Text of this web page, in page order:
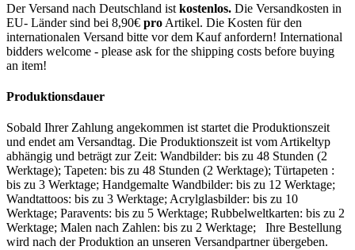
Der Versand nach Deutschland ist kostenlos. Die Versandkosten in
EU- Länder sind bei 8,90€ pro Artikel. Die Kosten für den
internationalen Versand bitte vor dem Kauf anfordern! International
bidders welcome - please ask for the shipping costs before buying
an item!
Produktionsdauer
Sobald Ihrer Zahlung angekommen ist startet die Produktionszeit
und endet am Versandtag. Die Produktionszeit ist vom Artikeltyp
abhängig und beträgt zur Zeit: Wandbilder: bis zu 48 Stunden (2
Werktage); Tapeten: bis zu 48 Stunden (2 Werktage); Türtapeten :
bis zu 3 Werktage; Handgemalte Wandbilder: bis zu 12 Werktage;
Wandtattoos: bis zu 3 Werktage; Acrylglasbilder: bis zu 10
Werktage; Paravents: bis zu 5 Werktage; Rubbelweltkarten: bis zu 2
Werktage; Malen nach Zahlen: bis zu 2 Werktage; Ihre Bestellung
wird nach der Produktion an unseren Versandpartner übergeben.